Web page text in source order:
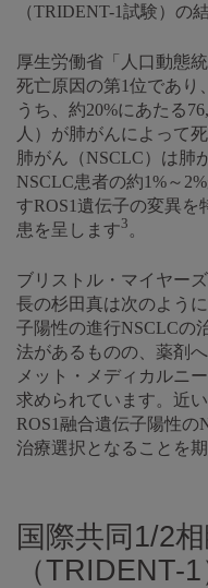
（TRIDENT-1試験）の
厚生労働省「人口動態
死亡原因の第1位であり
うち、約20%にあたる
人）が肺がんによって
肺がん（NSCLC）は肺
NSCLC患者の約1%～
すROS1遺伝子の変異を
患を呈します3 。
ブリストル・マイヤー
長の杉田真は次のよう
子陽性の進行NSCLCの
法があるものの、薬剤
メット・メディカルニ
求められています。近
ROS1融合遺伝子陽性
治療選択となることを
国際共同1/2
（TRIDENT-